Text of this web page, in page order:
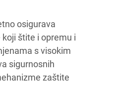
osigurava
štite i opremu i
s visokim
sigurnosnih
zaštite